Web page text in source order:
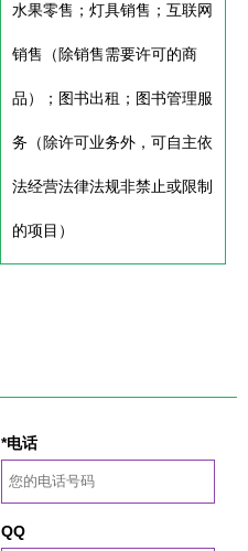
水果零售；灯具销售；互联网
销售（除销售需要许可的商
品）；图书出租；图书管理服
务（除许可业务外，可自主依
法经营法律法规非禁止或限制
的项目）
*电话
QQ